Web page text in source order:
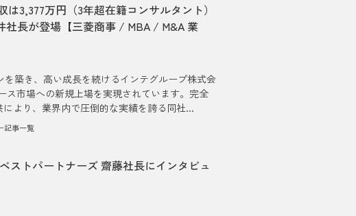
は3,377万円（3年超在籍コンサルタント）
社長が登場【三菱商事 / MBA / M&A 業
築き、高い成長を続けるインテグループ株式会
ス市場への新規上場を実現されています。完全
より、業界内で圧倒的な実績を誇る同社...
記事一覧
ストパートナーズ 齋藤社長にインタビュ